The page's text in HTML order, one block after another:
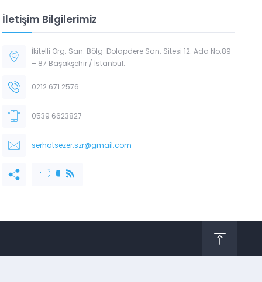
İletişim Bilgilerimiz
İkitelli Org. San. Bölg. Dolapdere San. Sitesi 12. Ada No.89
– 87 Başakşehir / İstanbul.
0212 671 2576
0539 6623827
serhatsezer.szr@gmail.com